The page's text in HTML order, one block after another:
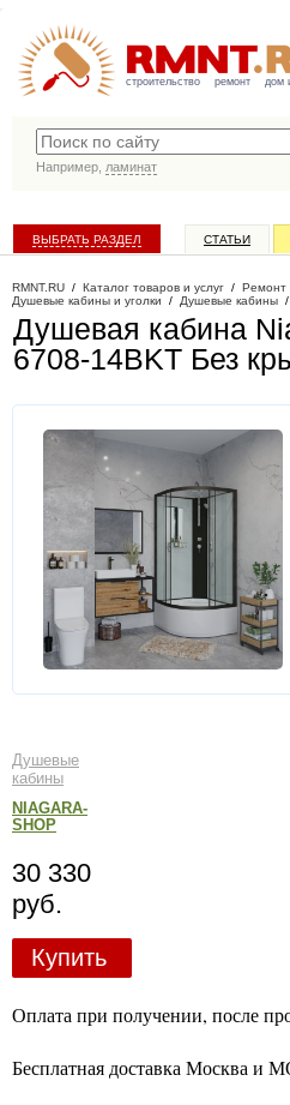
строительство ремонт дом
Например, ламинат
ВЫБРАТЬ РАЗДЕЛ СТАТЬИ
RMNT.RU / Каталог товаров и услуг / Ремонт
Душевые кабины и уголки / Душевые кабины /
Душевая кабина
6708-14BKT Без
Душевые
кабины
NIAGARA-
SHOP
30 330
руб.
Купить
Оплата при получении, после
Бесплатная доставка Москва и